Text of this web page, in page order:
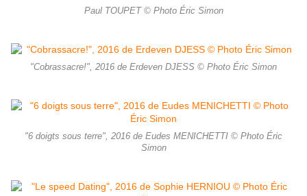
Paul TOUPET © Photo Éric Simon
"Cobrassacre!", 2016 de Erdeven DJESS © Photo Éric Simon
"6 doigts sous terre", 2016 de Eudes MENICHETTI © Photo Éric
Simon